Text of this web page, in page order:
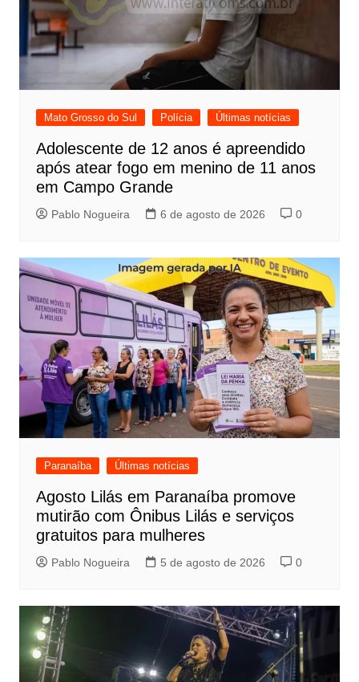
Mato Grosso do Sul Polícia Últimas notícias
Adolescente de 12 anos é apreendido
após atear fogo em menino de 11 anos
em Campo Grande
Pablo Nogueira 6 de agosto de 2026 0
Paranaíba Últimas notícias
Agosto Lilás em Paranaíba promove
mutirão com Ônibus Lilás e serviços
gratuitos para mulheres
Pablo Nogueira 5 de agosto de 2026 0